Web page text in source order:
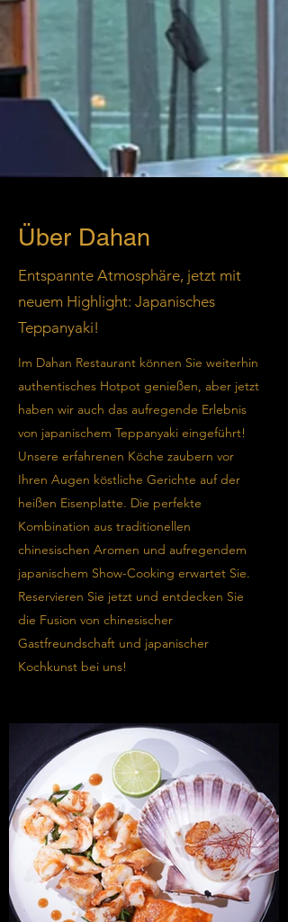
Über Dahan
Entspannte Atmosphäre, jetzt mit
neuem Highlight: Japanisches
Teppanyaki!
Im Dahan Restaurant können Sie weiterhin
authentisches Hotpot genießen, aber jetzt
haben wir auch das aufregende Erlebnis
von japanischem Teppanyaki eingeführt!
Unsere erfahrenen Köche zaubern vor
Ihren Augen köstliche Gerichte auf der
heißen Eisenplatte. Die perfekte
Kombination aus traditionellen
chinesischen Aromen und aufregendem
japanischem Show-Cooking erwartet Sie.
Reservieren Sie jetzt und entdecken Sie
die Fusion von chinesischer
Gastfreundschaft und japanischer
Kochkunst bei uns!